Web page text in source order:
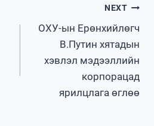
NEXT
ОХУ-ын Ерөнхийлөгч
В.Путин хятадын
хэвлэл мэдээллийн
корпорацад
ярилцлага өглөө